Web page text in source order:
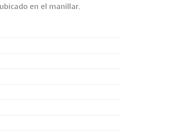
en el manillar.